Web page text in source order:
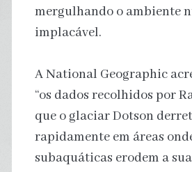
mergulhando o ambiente
implacável.
A National Geographic
“os dados recolhidos por
que o glaciar Dotson
rapidamente em áreas
subaquáticas erodem a